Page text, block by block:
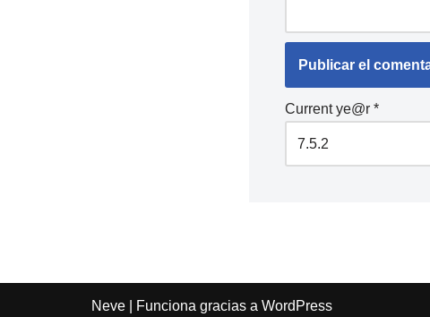
Current ye@r *
Neve | Funciona gracias a WordPress